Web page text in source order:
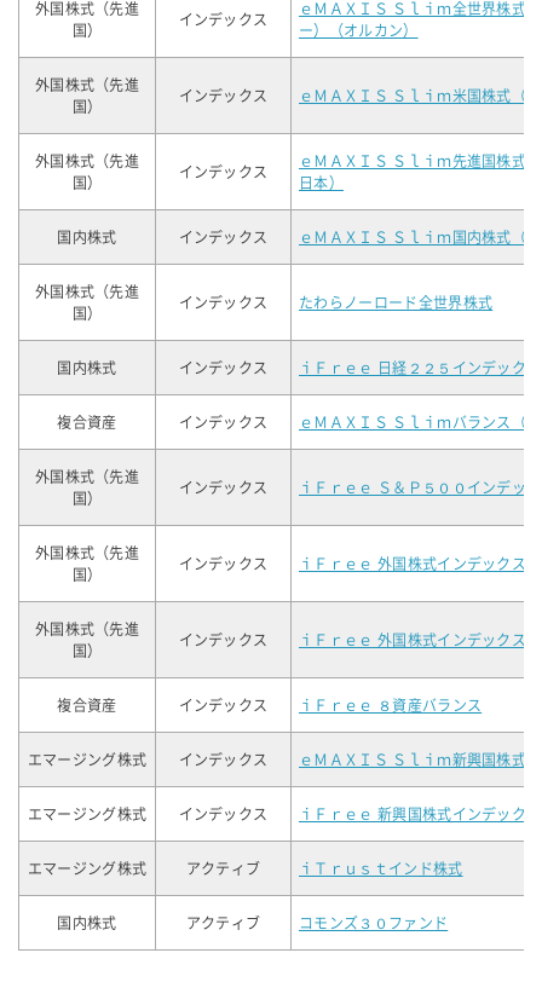
外国株式（先進
国）
インデックス
ｅＭＡＸＩＳ Ｓｌｉｍ全世界株式
ー）（オルカン）
外国株式（先進
国）
インデックス ｅＭＡＸＩＳ Ｓｌｉｍ米国株式（
外国株式（先進
国）
インデックス
ｅＭＡＸＩＳ Ｓｌｉｍ先進国株式
日本）
国内株式 インデックス ｅＭＡＸＩＳ Ｓｌｉｍ国内株式（
外国株式（先進
国）
インデックス たわらノーロード全世界株式
国内株式 インデックス ｉＦｒｅｅ 日経２２５インデックス
複合資産 インデックス ｅＭＡＸＩＳ Ｓｌｉｍバランス（
外国株式（先進
国）
インデックス ｉＦｒｅｅ Ｓ＆Ｐ５００インデッ
外国株式（先進
国）
インデックス ｉＦｒｅｅ 外国株式インデックス
外国株式（先進
国）
インデックス ｉＦｒｅｅ 外国株式インデックス
複合資産 インデックス ｉＦｒｅｅ ８資産バランス
エマージング株式 インデックス ｅＭＡＸＩＳ Ｓｌｉｍ新興国株式
エマージング株式 インデックス ｉＦｒｅｅ 新興国株式インデックス
エマージング株式 アクティブ ｉＴｒｕｓｔインド株式
国内株式 アクティブ コモンズ３０ファンド